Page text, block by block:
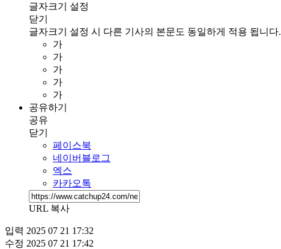
글자크기 설정
닫기
글자크기 설정 시 다른 기사의 본문도 동일하게 적용 됩니다.
가
가
가
가
가
공유하기
공유
닫기
페이스북
네이버블로그
엑스
카카오톡
URL 복사
입력 2025 07 21 17:32
수정 2025 07 21 17:42